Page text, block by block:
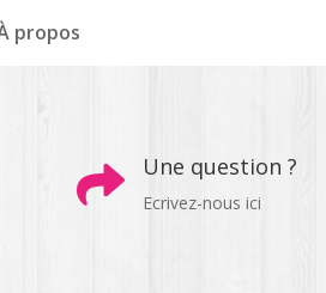
propos
 Une question ?
Ecrivez-nous ici